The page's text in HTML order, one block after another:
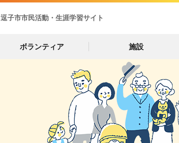
逗子市市民活動・生涯学習サイト
ボランティア 施設